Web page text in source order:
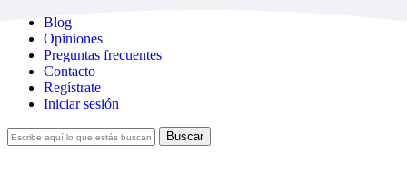
Skip
main
content
Blog
Opiniones
Preguntas frecuentes
Contacto
Regístrate
Iniciar sesión
Buscar